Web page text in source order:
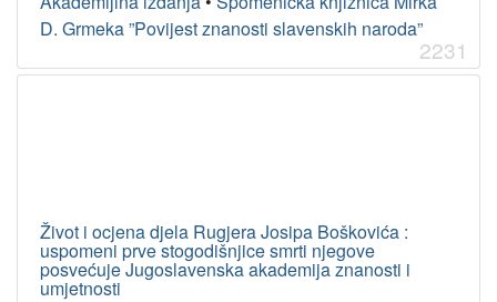
D. Grmeka ”Povijest znanosti slavenskih naroda”
2231
Život i ocjena djela Rugjera Josipa Boškovića :
uspomeni prve stogodišnjice smrti njegove
posvećuje Jugoslavenska akademija znanosti i
umjetnosti